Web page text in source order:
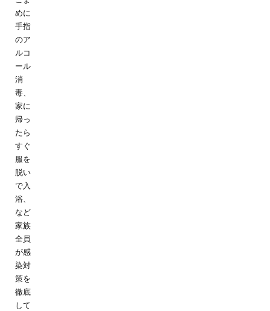
めに
手指
のア
ルコ
ール
消
毒、
家に
帰っ
たら
すぐ
服を
脱い
で入
浴、
など
家族
全員
が感
染対
策を
徹底
して